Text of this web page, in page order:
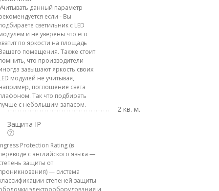
данный параметр
если - Вы
светильник с LED
и не уверены что его
по яркости на площадь
помещения. Также стоит
что производители
завышают яркость своих
модулей не учитывая,
поглощение света
Так что подбирать
с небольшим запасом.
2 кв. м.
Защита IP
Protection Rating (в
с английского языка —
защиты от
— система
степеней защиты
электрооборудования и